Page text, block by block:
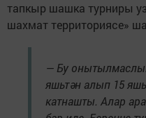
тапкыр шашка турниры
шахмат территориясе»
— Бу
яшьтән алып 15
катнашты. Алар